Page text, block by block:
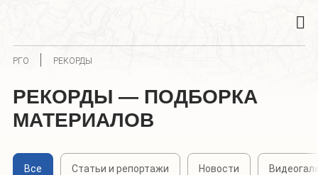
РГО РЕКОРДЫ
РЕКОРДЫ — ПОДБОРКА
МАТЕРИАЛОВ
Все Статьи и репортажи Новости